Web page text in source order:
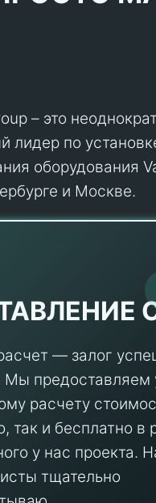
– это
лидер по
оборудования
и Москве.
— залог
Мы предоставляем
расчету
так и бесплатно в
у нас проекта.
тщательно